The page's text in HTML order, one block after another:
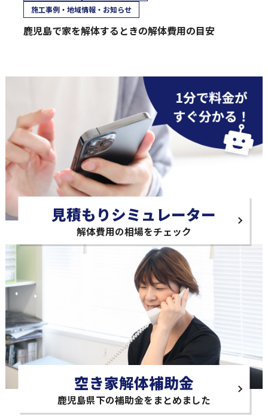
施工事例・地域情報・お知らせ
鹿児島で家を解体するときの解体費用の目安
見積もりシミュレーター
解体費用の相場をチェック
空き家解体補助金
鹿児島県下の補助金をまとめました